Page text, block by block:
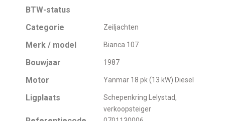
BTW-status
Categorie
Zeiljachten
Merk / model Bianca 107
Bouwjaar 1987
Motor Yanmar 18 pk (13 kW) Diesel
Ligplaats
Schepenkring Lelystad,
verkoopsteiger